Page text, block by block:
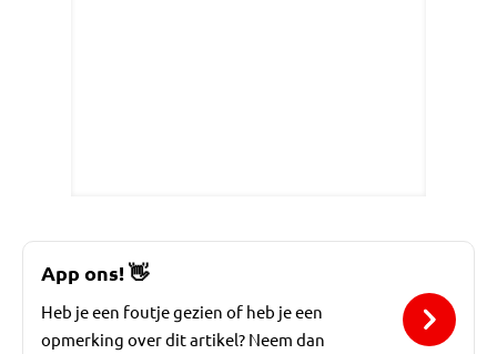
App ons! 👋
Heb je een foutje gezien of heb je een
opmerking over dit artikel? Neem dan